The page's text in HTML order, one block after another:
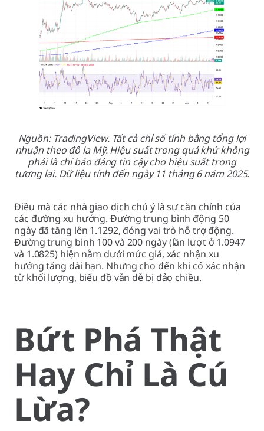
Nguồn: TradingView. Tất cả chỉ số tính bằng tổng lợi
nhuận theo đô la Mỹ. Hiệu suất trong quá khứ không
phải là chỉ báo đáng tin cậy cho hiệu suất trong
tương lai. Dữ liệu tính đến ngày 11 tháng 6 năm 2025.
Điều mà các nhà giao dịch chú ý là sự căn chỉnh của
các đường xu hướng. Đường trung bình động 50
ngày đã tăng lên 1.1292, đóng vai trò hỗ trợ động.
Đường trung bình 100 và 200 ngày (lần lượt ở 1.0947
và 1.0825) hiện nằm dưới mức giá, xác nhận xu
hướng tăng dài hạn. Nhưng cho đến khi có xác nhận
từ khối lượng, biểu đồ vẫn dễ bị đảo chiều.
Bứt Phá Thật
Hay Chỉ Là Cú
Lừa?